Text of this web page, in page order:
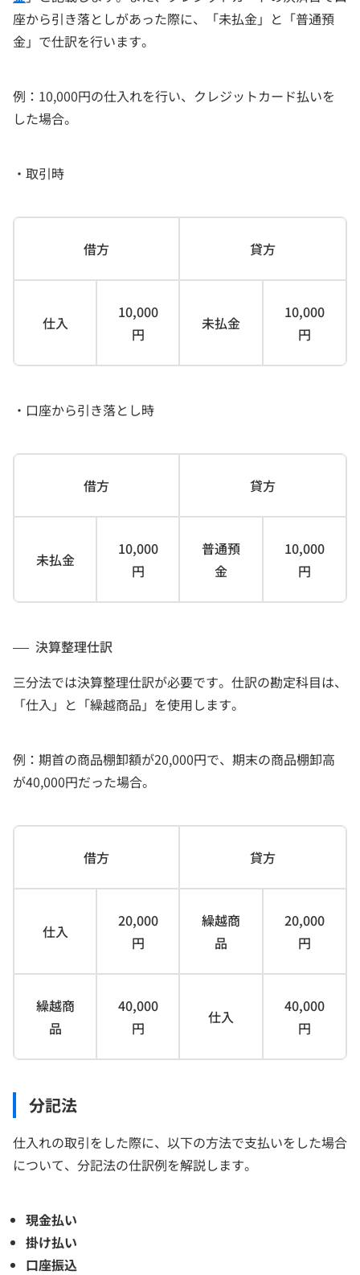
座から引き落としがあった際に、「未払金」と「普通預
金」で仕訳を行います。
例：10,000円の仕入れを行い、クレジットカード払いを
した場合。
・取引時
借方 貸方
仕入
10,000
円
未払金
10,000
円
・口座から引き落とし時
借方 貸方
未払金
10,000
円
普通預
金
10,000
円
決算整理仕訳
三分法では決算整理仕訳が必要です。仕訳の勘定科目は、
「仕入」と「繰越商品」を使用します。
例：期首の商品棚卸額が20,000円で、期末の商品棚卸高
が40,000円だった場合。
借方 貸方
仕入
20,000
円
繰越商
品
20,000
円
繰越商
品
40,000
円
仕入
40,000
円
分記法
仕入れの取引をした際に、以下の方法で支払いをした場合
について、分記法の仕訳例を解説します。
現金払い
掛け払い
口座振込